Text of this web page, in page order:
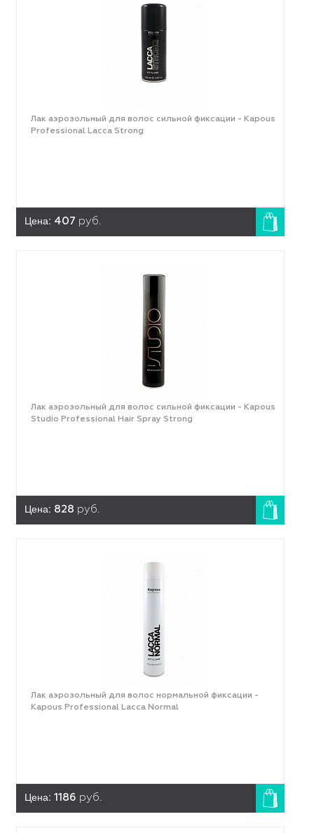
Лак аэрозольный для волос сильной фиксации - Kapous
Professional Lacca Strong
Цена: 407 руб.
Лак аэрозольный для волос сильной фиксации - Kapous
Studio Professional Hair Spray Strong
Цена: 828 руб.
Лак аэрозольный для волос нормальной фиксации -
Kapous Professional Lacca Normal
Цена: 1186 руб.